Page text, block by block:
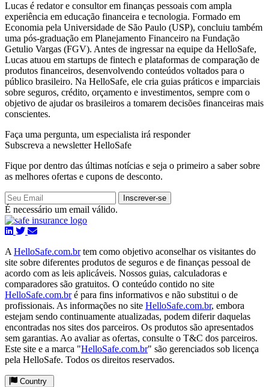
Lucas é redator e consultor em finanças pessoais com ampla
experiência em educação financeira e tecnologia. Formado em
Economia pela Universidade de São Paulo (USP), concluiu também
uma pós-graduação em Planejamento Financeiro na Fundação
Getulio Vargas (FGV). Antes de ingressar na equipe da HelloSafe,
Lucas atuou em startups de fintech e plataformas de comparação de
produtos financeiros, desenvolvendo conteúdos voltados para o
público brasileiro. Na HelloSafe, ele cria guias práticos e imparciais
sobre seguros, crédito, orçamento e investimentos, sempre com o
objetivo de ajudar os brasileiros a tomarem decisões financeiras mais
conscientes.
Faça uma pergunta, um especialista irá responder
Subscreva a newsletter HelloSafe
Fique por dentro das últimas notícias e seja o primeiro a saber sobre
as melhores ofertas e cupons de desconto.
Inscrever-se
É necessário um email válido.
A HelloSafe.com.brtem como objetivo aconselhar os visitantes do
site sobre diferentes produtos de seguros e de finanças pessoal de
acordo com as leis aplicáveis. Nossos guias, calculadoras e
comparadores são gratuitos. O conteúdo contido no site
HelloSafe.com.bré para fins informativos e não substitui o de
profissionais. As informações no site HelloSafe.com.br, embora
estejam sendo continuamente atualizadas, podem diferir daquelas
encontradas nos sites dos parceiros. Os produtos são apresentados
sem garantias. Ao avaliar as ofertas, consulte o T&C dos parceiros.
Este site e a marca "HelloSafe.com.br" são gerenciados sob licença
pela HelloSafe. Todos os direitos reservados.
Country